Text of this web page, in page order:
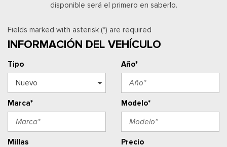
disponible será el primero en saberlo.
Fields marked with asterisk (*) are required
INFORMACIÓN DEL VEHÍCULO
Tipo Año*
Marca* Modelo*
Millas Precio